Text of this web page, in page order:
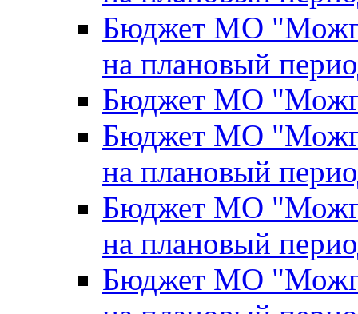
Бюджет МО
на плановый
Бюджет МО
Бюджет МО
на плановый
Бюджет МО
на плановый
Бюджет МО